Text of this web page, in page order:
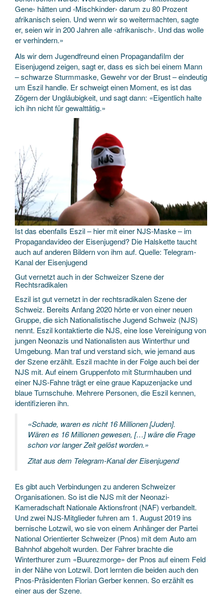
Gene› hätten und ‹Mischkinder› darum zu 80 Prozent
afrikanisch seien. Und wenn wir so weitermachten, sagte
er, seien wir in 200 Jahren alle ‹afrikanisch›. Und das wolle
er verhindern.»
Als wir dem Jugendfreund einen Propagandafilm der
Eisenjugend zeigen, sagt er, dass es sich bei einem Mann
– schwarze Sturmmaske, Gewehr vor der Brust – eindeutig
um Eszil handle. Er schweigt einen Moment, es ist das
Zögern der Ungläubigkeit, und sagt dann: «Eigentlich halte
ich ihn nicht für gewalttätig.»
Ist das ebenfalls Eszil – hier mit einer NJS-Maske – im
Propagandavideo der Eisenjugend? Die Halskette taucht
auch auf anderen Bildern von ihm auf. Quelle: Telegram-
Kanal der Eisenjugend
Gut vernetzt auch in der Schweizer Szene der
Rechtsradikalen
Eszil ist gut vernetzt in der rechtsradikalen Szene der
Schweiz. Bereits Anfang 2020 hörte er von einer neuen
Gruppe, die sich Nationalistische Jugend Schweiz (NJS)
nennt. Eszil kontaktierte die NJS, eine lose Vereinigung von
jungen Neonazis und Nationalisten aus Winterthur und
Umgebung. Man traf und verstand sich, wie jemand aus
der Szene erzählt. Eszil machte in der Folge auch bei der
NJS mit. Auf einem Gruppenfoto mit Sturmhauben und
einer NJS-Fahne trägt er eine graue Kapuzenjacke und
blaue Turnschuhe. Mehrere Personen, die Eszil kennen,
identifizieren ihn.
«Schade, waren es nicht 16 Millionen [Juden].
Wären es 16 Millionen gewesen, […] wäre die Frage
schon vor langer Zeit gelöst worden.»
Zitat aus dem Telegram-Kanal der Eisenjugend
Es gibt auch Verbindungen zu anderen Schweizer
Organisationen. So ist die NJS mit der Neonazi-
Kameradschaft Nationale Aktionsfront (NAF) verbandelt.
Und zwei NJS-Mitglieder fuhren am 1. August 2019 ins
bernische Lotzwil, wo sie von einem Anhänger der Partei
National Orientierter Schweizer (Pnos) mit dem Auto am
Bahnhof abgeholt wurden. Der Fahrer brachte die
Winterthurer zum «Buurezmorge» der Pnos auf einem Feld
in der Nähe von Lotzwil. Dort lernten die beiden auch den
Pnos-Präsidenten Florian Gerber kennen. So erzählt es
einer aus der Szene.